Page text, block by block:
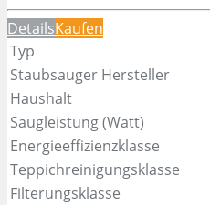
DetailsKaufen
Typ
Staubsauger Hersteller
Haushalt
Saugleistung (Watt)
Energieeffizienzklasse
Teppichreinigungsklasse
Filterungsklasse